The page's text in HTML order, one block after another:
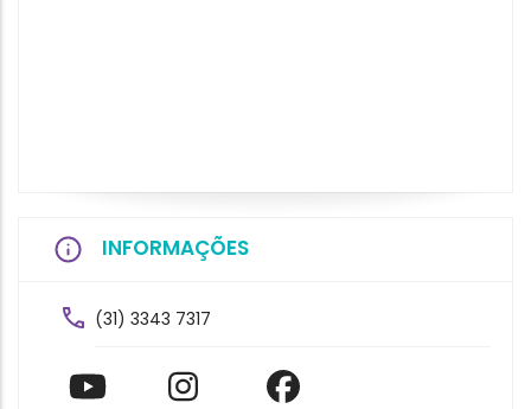
INFORMAÇÕES
(31) 3343 7317